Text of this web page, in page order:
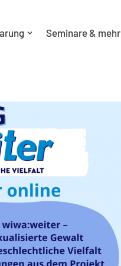
Seminare & mehr